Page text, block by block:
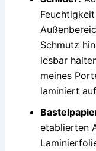
Schmutz
lesbar
meines
laminiert
etablierten